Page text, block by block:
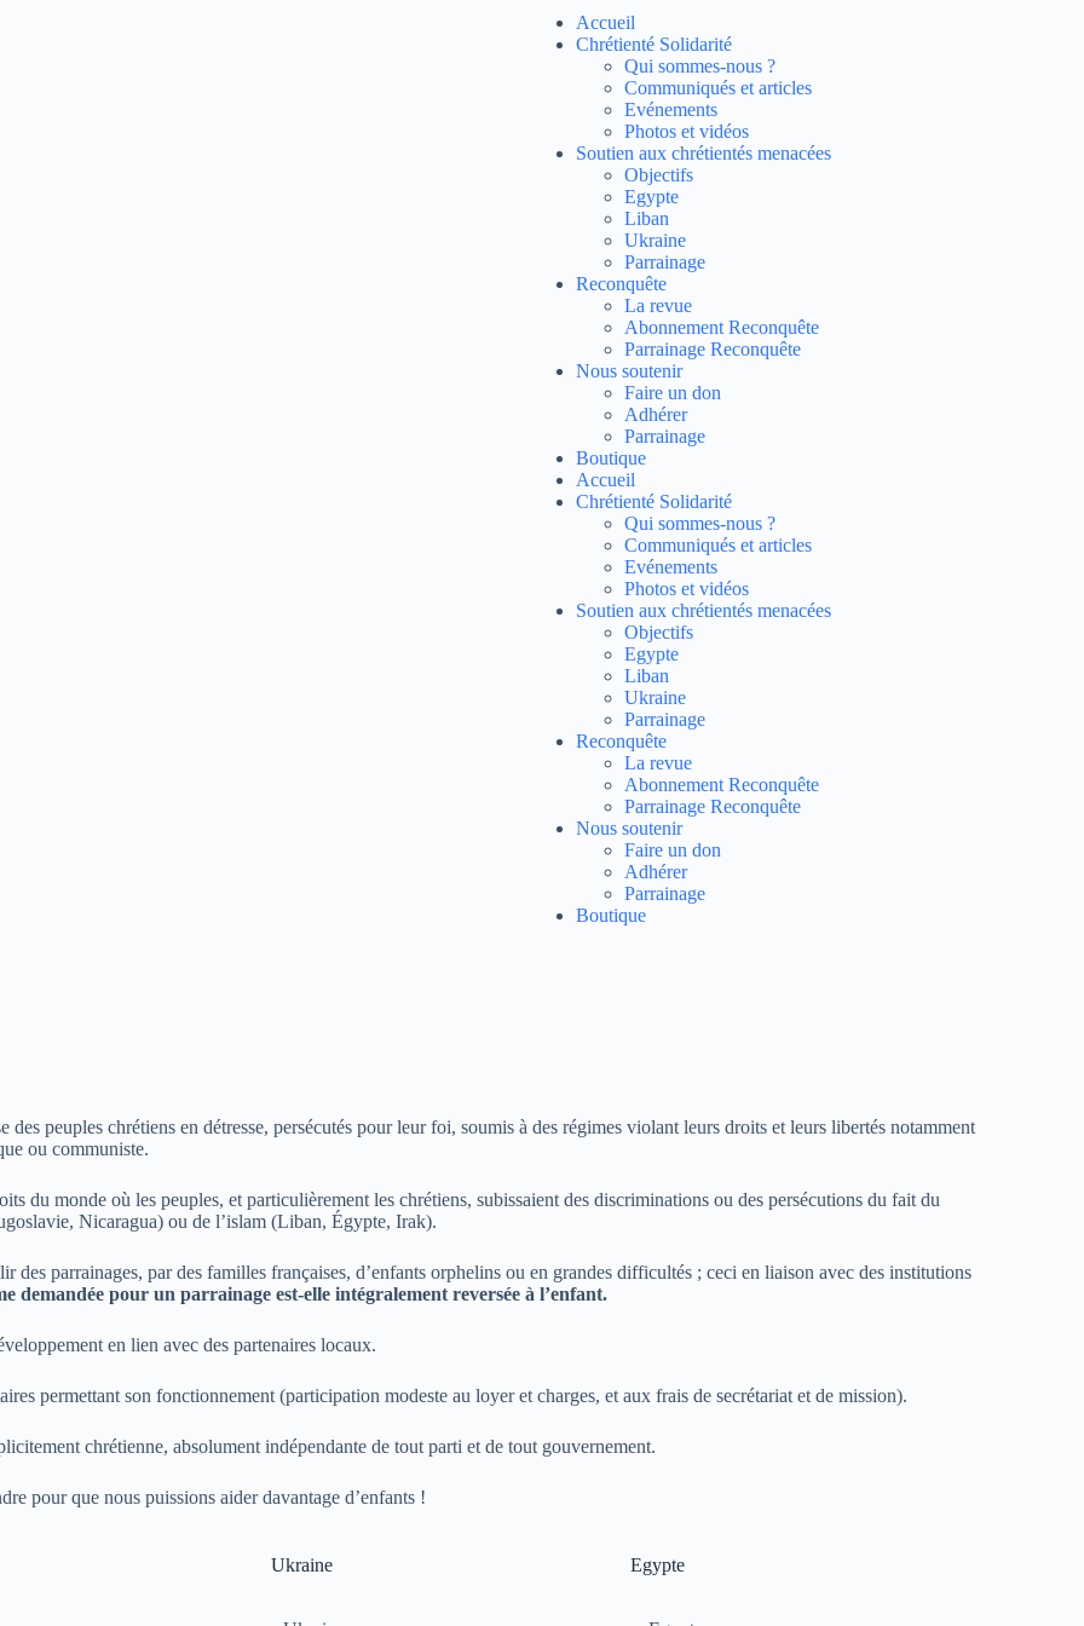
Accueil
Chrétienté Solidarité
Qui sommes-nous ?
Communiqués et articles
Evénements
Photos et vidéos
Soutien aux chrétientés menacées
Objectifs
Egypte
Liban
Ukraine
Parrainage
Reconquête
La revue
Abonnement Reconquête
Parrainage Reconquête
Nous soutenir
Faire un don
Adhérer
Parrainage
Boutique
Accueil
Chrétienté Solidarité
Qui sommes-nous ?
Communiqués et articles
Evénements
Photos et vidéos
Soutien aux chrétientés menacées
Objectifs
Egypte
Liban
Ukraine
Parrainage
Reconquête
La revue
Abonnement Reconquête
Parrainage Reconquête
Nous soutenir
Faire un don
Adhérer
Parrainage
Boutique
des peuples chrétiens en détresse, persécutés pour leur foi, soumis à des régimes violant leurs droits et leurs libertés notamment
ou communiste.
du monde où les peuples, et particulièrement les chrétiens, subissaient des discriminations ou des persécutions du fait du
Nicaragua) ou de l’islam (Liban, Égypte, Irak).
des parrainages, par des familles françaises, d’enfants orphelins ou en grandes difficultés ; ceci en liaison avec des institutions
demandée pour un parrainage est-elle intégralement reversée à l’enfant.
en lien avec des partenaires locaux.
permettant son fonctionnement (participation modeste au loyer et charges, et aux frais de secrétariat et de mission).
chrétienne, absolument indépendante de tout parti et de tout gouvernement.
pour que nous puissions aider davantage d’enfants !
Ukraine Egypte